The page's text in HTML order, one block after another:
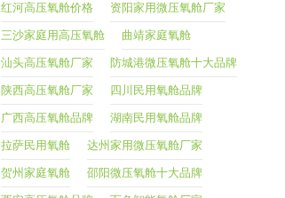
红河高压氧舱价格 资阳家用微压氧舱厂家
三沙家庭用高压氧舱 曲靖家庭氧舱
汕头高压氧舱厂家 防城港微压氧舱十大品牌
陕西高压氧舱厂家 四川民用氧舱品牌
广西高压氧舱品牌 湖南民用氧舱品牌
拉萨民用氧舱 达州家用微压氧舱厂家
贺州家庭氧舱 邵阳微压氧舱十大品牌